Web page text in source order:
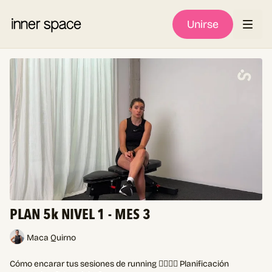
Unirse
PLAN 5k NIVEL 1 - MES 3
Maca Quirno
Cómo encarar tus sesiones de running 🏃🏻‍♀️✨ Planificación